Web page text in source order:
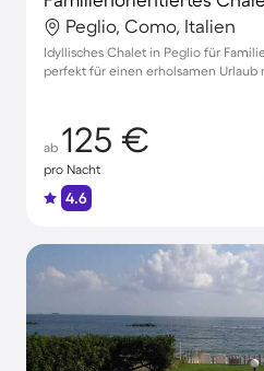
Peglio, Como, Italien
Idyllisches Chalet in Peglio für
perfekt für einen erholsamen Urlaub
ab 125 €
pro Nacht
4.6